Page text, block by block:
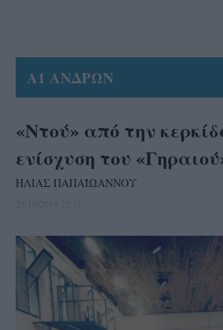
Α1 ΑΝΔΡΩΝ
«Ντού» από την
ενίσχυση του
ΗΛΙΑΣ ΠΑΠΑΪΩΑΝΝΟΥ